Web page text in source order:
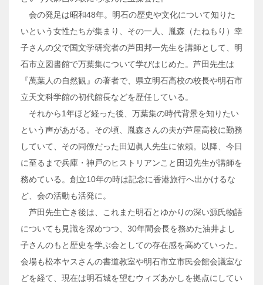
会の発足は昭和48年。明石の歴史や文化について知りた
いという女性たちが集まり、その一人、胤森（たねもり）幸
子さんの父で国文学研究者の芦田邦一先生を講師として、明
石市立図書館で万葉集について学びはじめた。芦田先生は
『萬葉人の自然観』の著者で、県立明石高校の校長や明石市
立天文科学館の初代館長などを歴任している。
それから1年ほど経った後、万葉集の時代背景を知りたい
という声があがる。その頃、胤森さんの夫が芦屋高校に勤務
していて、その同僚だった田辺眞人先生に依頼。以降、今日
に至るまで兵庫・神戸のヒストリアンこと田辺先生が講師を
務めている。創立10年の時は記念に香港旅行へ出かけるな
ど、会の活動も活発に。
芦田先生亡き後は、これまた明石とゆかりの深い源氏物語
についても見識を深めつつ、30年間会長を務めた油井よし
子さんのもと歴史を学ぶ会としての存在感を高めていった。
会場も松本ヤスさんの書道教室や明石市立市民会館会議室な
どを経て、現在は明石城を望むウィズあかしを拠点にしてい